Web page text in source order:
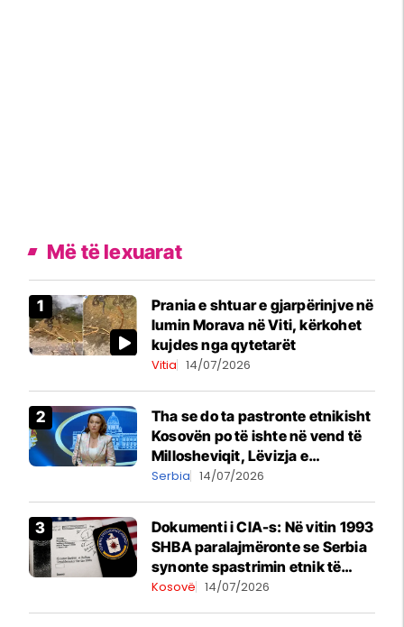
Më të lexuarat
Prania e shtuar e gjarpërinjve në
lumin Morava në Viti, kërkohet
kujdes nga qytetarët
Vitia 14/07/2026
Tha se do ta pastronte etnikisht
Kosovën po të ishte në vend të
Millosheviqit, Lëvizja e
Qytetarëve të Lirë në Serbi
Paunoviq
Serbia 14/07/2026
Dokumenti i CIA-s: Në vitin 1993
SHBA paralajmëronte se Serbia
synonte spastrimin etnik të
Kosovës dhe destabilizimin e
Kosovë 14/07/2026